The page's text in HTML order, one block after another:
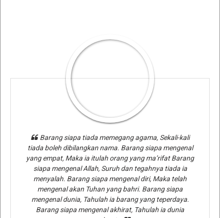
Barang siapa tiada memegang agama, Sekali-kali
tiada boleh dibilangkan nama. Barang siapa mengenal
yang empat, Maka ia itulah orang yang ma’rifat Barang
siapa mengenal Allah, Suruh dan tegahnya tiada ia
menyalah. Barang siapa mengenal diri, Maka telah
mengenal akan Tuhan yang bahri. Barang siapa
mengenal dunia, Tahulah ia barang yang teperdaya.
Barang siapa mengenal akhirat, Tahulah ia dunia